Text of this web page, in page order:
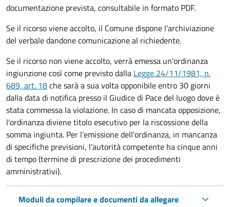
documentazione prevista, consultabile in formato PDF.
Se il ricorso viene accolto, il Comune dispone l'archiviazione
del verbale dandone comunicazione al richiedente.
Se il ricorso non viene accolto, verrà emessa un'ordinanza
ingiunzione così come previsto dalla Legge 24/11/1981, n.
689, art. 18che sarà a sua volta opponibile entro 30 giorni
dalla data di notifica presso il Giudice di Pace del luogo dove è
stata commessa la violazione. In caso di mancata opposizione,
l'ordinanza diviene titolo esecutivo per la riscossione della
somma ingiunta. Per l'emissione dell'ordinanza, in mancanza
di specifiche previsioni, l'autorità competente ha cinque anni
di tempo (termine di prescrizione dei procedimenti
amministrativi).
Moduli da compilare e documenti da allegare